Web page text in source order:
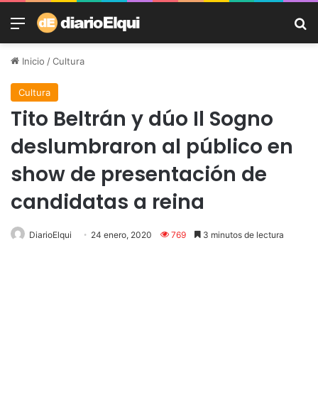
Menú
Inicio /Cultura
Cultura
Tito Beltrán y dúo Il Sogno
deslumbraron al público en
show de presentación de
candidatas a reina
DiarioElqui 24 enero, 2020 769 3 minutos de lectura